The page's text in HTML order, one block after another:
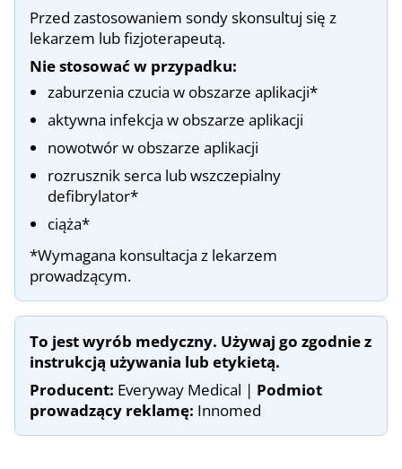
Przed zastosowaniem sondy skonsultuj się z
lekarzem lub fizjoterapeutą.
Nie stosować w przypadku:
zaburzenia czucia w obszarze aplikacji*
aktywna infekcja w obszarze aplikacji
nowotwór w obszarze aplikacji
rozrusznik serca lub wszczepialny
defibrylator*
ciąża*
*Wymagana konsultacja z lekarzem
prowadzącym.
To jest wyrób medyczny. Używaj go zgodnie z
instrukcją używania lub etykietą.
Producent: Everyway Medical | Podmiot
prowadzący reklamę: Innomed